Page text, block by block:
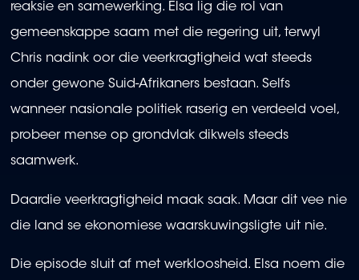
reaksie en samewerking. Elsa lig die rol van
gemeenskappe saam met die regering uit, terwyl
Chris nadink oor die veerkragtigheid wat steeds
onder gewone Suid-Afrikaners bestaan. Selfs
wanneer nasionale politiek raserig en verdeeld voel,
probeer mense op grondvlak dikwels steeds
saamwerk.
Daardie veerkragtigheid maak saak. Maar dit vee nie
die land se ekonomiese waarskuwingsligte uit nie.
Die episode sluit af met werkloosheid. Elsa noem die